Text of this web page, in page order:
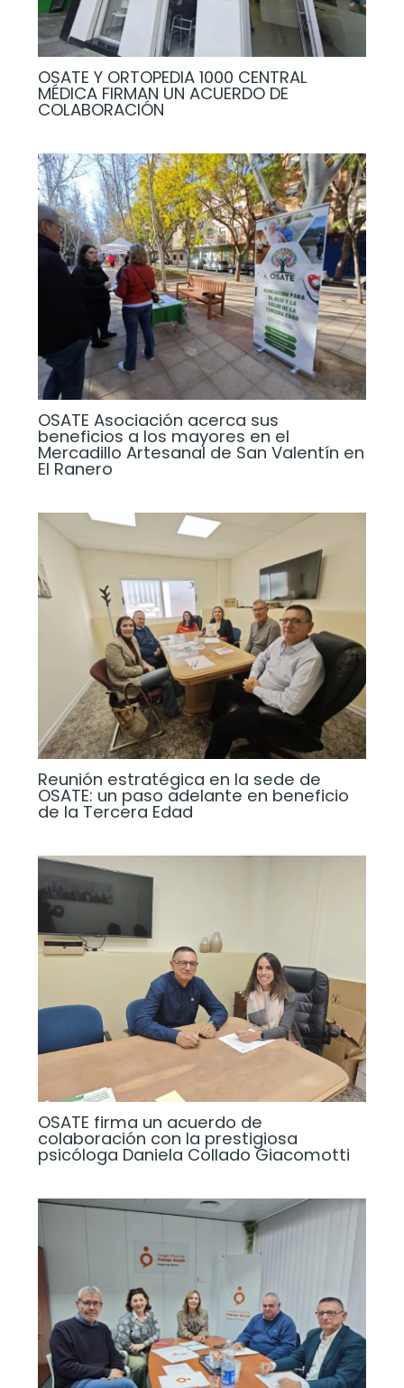
OSATE Y ORTOPEDIA 1000 CENTRAL
MÉDICA FIRMAN UN ACUERDO DE
COLABORACIÓN
OSATE Asociación acerca sus
beneficios a los mayores en el
Mercadillo Artesanal de San Valentín en
El Ranero
Reunión estratégica en la sede de
OSATE: un paso adelante en beneficio
de la Tercera Edad
OSATE firma un acuerdo de
colaboración con la prestigiosa
psicóloga Daniela Collado Giacomotti